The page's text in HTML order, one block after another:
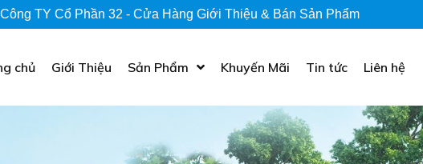
Công TY Cổ Phần 32 - Cửa Hàng Giới Thiệu & Bán Sản Phẩm
chủ Giới Thiệu Sản Phẩm Khuyến Mãi Tin tức Liên hệ